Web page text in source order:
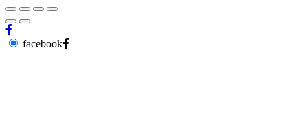
facebook